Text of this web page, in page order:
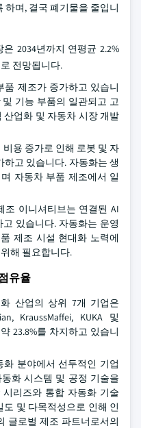
하며, 결국 폐기물을 줄입니
2034년까지 연평균 2.2%
전망됩니다.
품 제조가 증가하고 있습니
기능 부품의 일관되고 고
업화 및 자동차 시장 개발
용 증가로 인해 로봇 및 자
고 있습니다. 자동화는 생
자동차 부품 제조에서 일
조 이니셔티브는 연결된 AI
있습니다. 자동화는 운영
제조 시설 현대화 노력에
해 필요합니다.
유율
산업의 상위 7개 기업은
KraussMaffei, KUKA 및
23.8%를 차지하고 있습니
분야에서 선두적인 기업
화 시스템 및 공정 기술을
리즈와 통합 자동화 기술
및 다목적성으로 인해 인
글로벌 제조 파트너로서의